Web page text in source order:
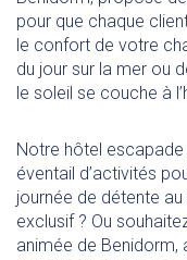
pour que chaque
le confort de votre
du jour sur la mer ou
le soleil se couche à
Notre hôtel
éventail d’activités
journée de détente
exclusif ? Ou
animée de Benidorm,